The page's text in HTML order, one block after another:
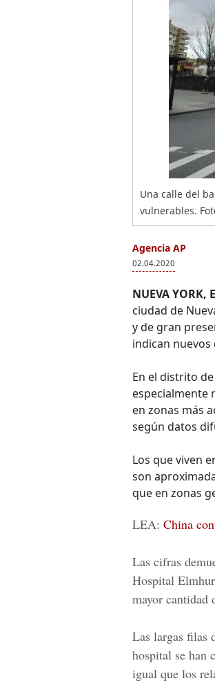
Una calle del
vulnerables.
Agencia AP
02.04.2020
NUEVA YORK,
ciudad de
y de gran
indican nuevos
En el distrito
especialmente
en zonas más
según datos
Los que viven
son
que en zonas
LEA: China
Las cifras
Hospital
mayor cantidad
Las largas filas
hospital se han
igual que los